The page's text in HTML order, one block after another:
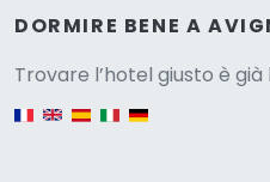
DORMIRE BENE A
Trovare l’hotel giusto è